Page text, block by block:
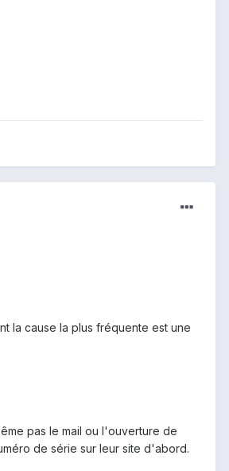
la cause la plus fréquente est une
pas le mail ou l'ouverture de
de série sur leur site d'abord.